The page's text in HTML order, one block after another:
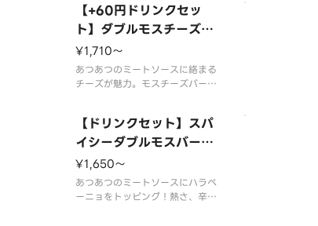
※店舗によっては使用食材や野菜
のカット方法が異なる場合があり
ます。
【+60円ドリンクセッ
ト】ダブルモスチーズバ
ーガー
¥1,710〜
あつあつのミートソースに絡まる
チーズが魅力。モスチーズバーガ
場合がございます。※店舗によっ
ては、期間内に販売を終了する場
量・不使用等のご要望にはお応え
いたしかねます。※商品
【ドリンクセット】スパ
イシーダブルモスバーガ
ー
¥1,650〜
あつあつのミートソースにハラペ
ーニョをトッピング！熱さ、辛さ